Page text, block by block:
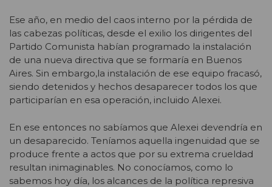
Ese año, en medio del caos interno por la pérdida de
las cabezas políticas, desde el exilio los dirigentes del
Partido Comunista habían programado la instalación
de una nueva directiva que se formaría en Buenos
Aires. Sin embargo,la instalación de ese equipo fracasó,
siendo detenidos y hechos desaparecer todos los que
participarían en esa operación, incluido Alexei.
En ese entonces no sabíamos que Alexei devendría en
un desaparecido. Teníamos aquella ingenuidad que se
produce frente a actos que por su extrema crueldad
resultan inimaginables. No conocíamos, como lo
sabemos hoy día, los alcances de la política represiva